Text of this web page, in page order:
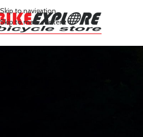
Skip to navigation
Skip to main content